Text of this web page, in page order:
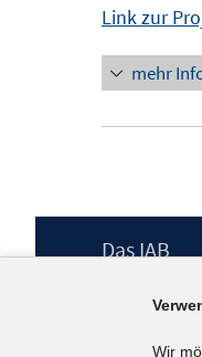
Link zur
mehr
Footer
Das IAB
Wir